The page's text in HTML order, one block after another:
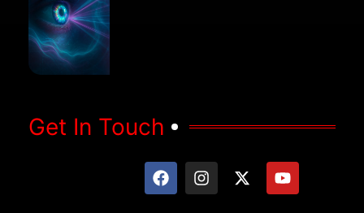
Get In Touch
F
a
I
n
X
-
Y
o